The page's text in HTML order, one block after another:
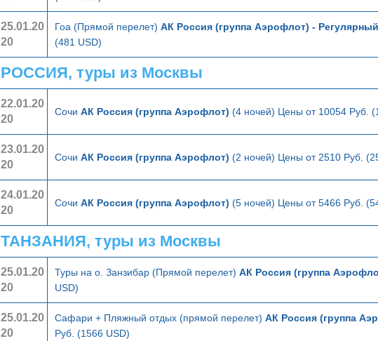
25.01.20
20
Гоа (Прямой перелет) АК Россия (группа Аэрофлот) -
(481 USD)
РОССИЯ, туры из Москвы
22.01.20
20
Сочи АК Россия (группа Аэрофлот) (4 ночей) Цены от 10054 Руб.
23.01.20
20
Сочи АК Россия (группа Аэрофлот) (2 ночей) Цены от 2510 Руб.
24.01.20
20
Сочи АК Россия (группа Аэрофлот) (5 ночей) Цены от 5466 Руб.
ТАНЗАНИЯ, туры из Москвы
25.01.20
20
Туры на о. Занзибар (Прямой перелет) АК Россия (группа
USD)
25.01.20
20
Сафари + Пляжный отдых (прямой перелет) АК Россия (группа
Руб. (1566 USD)